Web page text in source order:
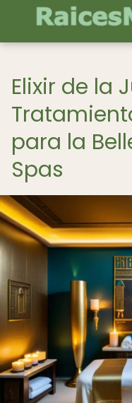
Elixir de la
para la
Spas